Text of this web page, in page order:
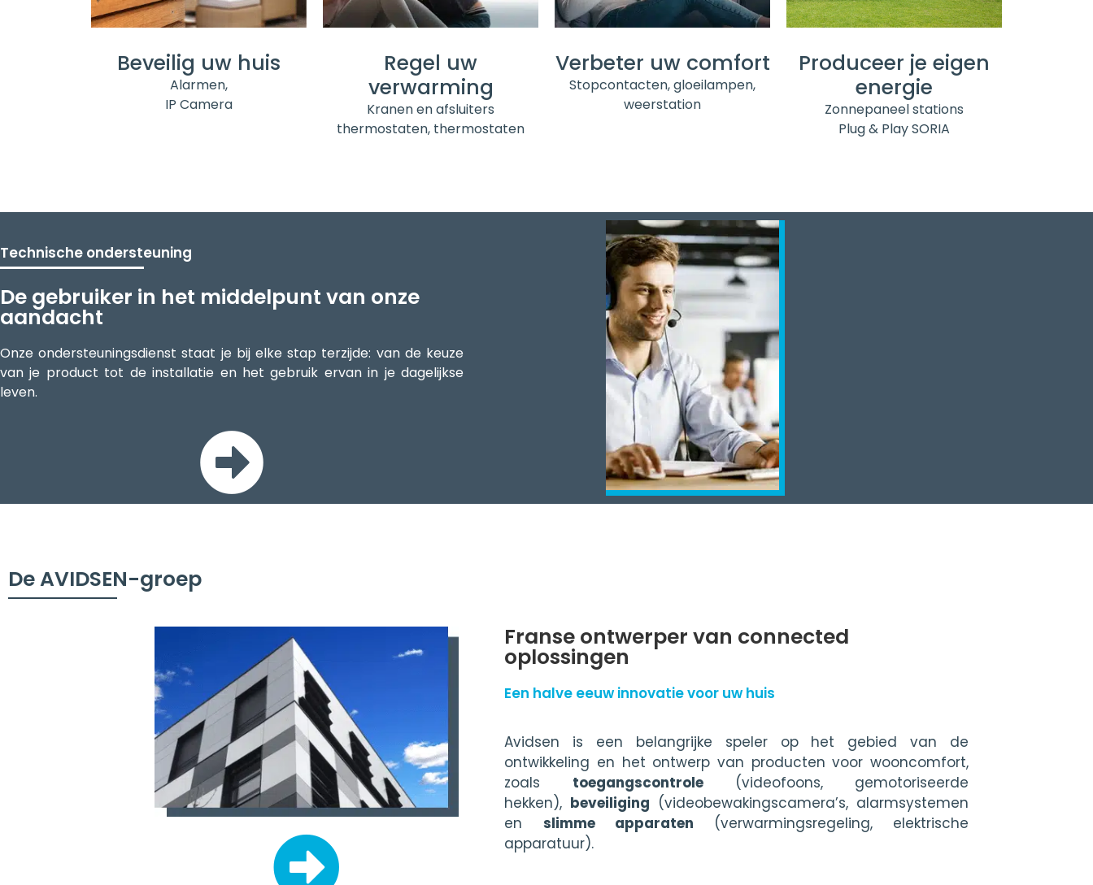
Beveilig uw huis
Alarmen,
IP Camera
Regel uw
verwarming
Kranen en afsluiters
thermostaten, thermostaten
Verbeter uw comfort
Stopcontacten, gloeilampen,
weerstation
Produceer je eigen
energie
Zonnepaneel stations
Plug & Play SORIA
Technische ondersteuning
De gebruiker in het middelpunt van onze
aandacht
Onze ondersteuningsdienst staat je bij elke stap terzijde: van de keuze
van je product tot de installatie en het gebruik ervan in je dagelijkse
leven.
De AVIDSEN-groep
Franse ontwerper van connected
oplossingen
Een halve eeuw innovatie voor uw huis
Avidsen is een belangrijke speler op het gebied van de
ontwikkeling en het ontwerp van producten voor wooncomfort,
zoals toegangscontrole(videofoons, gemotoriseerde
hekken), beveiliging (videobewakingscamera’s, alarmsystemen
en slimme apparaten (verwarmingsregeling, elektrische
apparatuur).